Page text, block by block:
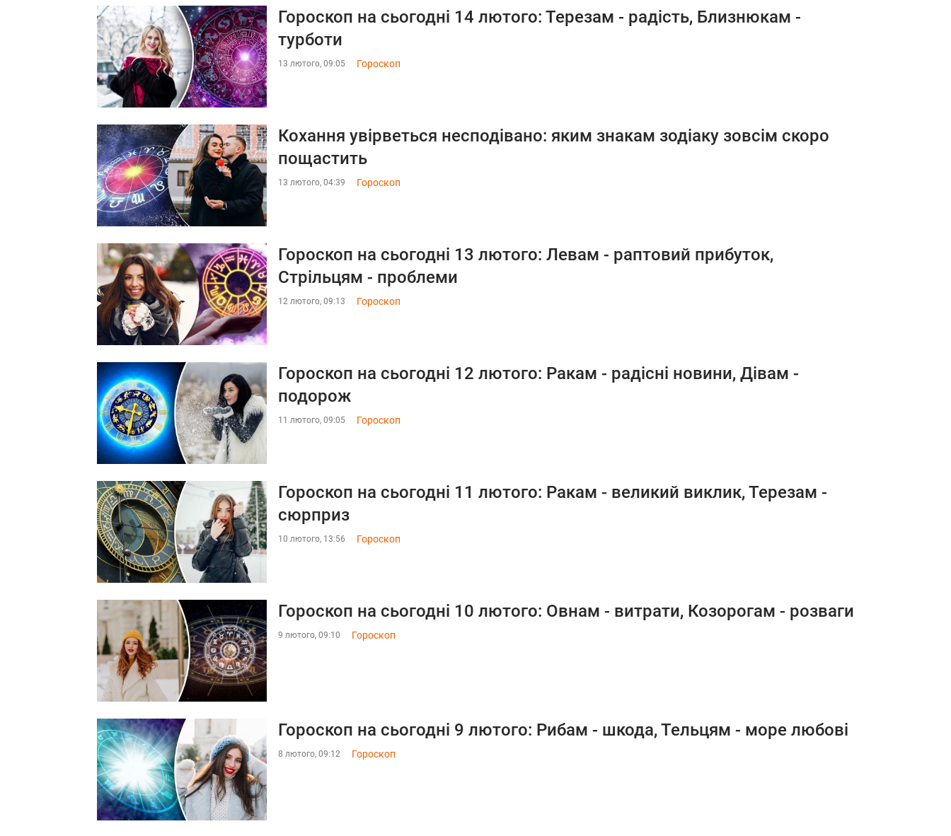
Гороскоп на сьогодні 14 лютого: Терезам - радість, Близнюкам -
турботи
13 лютого, 09:05 Гороскоп
Кохання увірветься несподівано: яким знакам зодіаку зовсім скоро
пощастить
13 лютого, 04:39 Гороскоп
Гороскоп на сьогодні 13 лютого: Левам - раптовий прибуток,
Стрільцям - проблеми
12 лютого, 09:13 Гороскоп
Гороскоп на сьогодні 12 лютого: Ракам - радісні новини, Дівам -
подорож
11 лютого, 09:05 Гороскоп
Гороскоп на сьогодні 11 лютого: Ракам - великий виклик, Терезам -
сюрприз
10 лютого, 13:56 Гороскоп
Гороскоп на сьогодні 10 лютого: Овнам - витрати, Козорогам - розваги
9 лютого, 09:10 Гороскоп
Гороскоп на сьогодні 9 лютого: Рибам - шкода, Тельцям - море любові
8 лютого, 09:12 Гороскоп